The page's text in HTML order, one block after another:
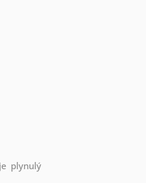
plynulý